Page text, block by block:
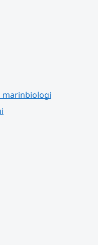
marinbiologi